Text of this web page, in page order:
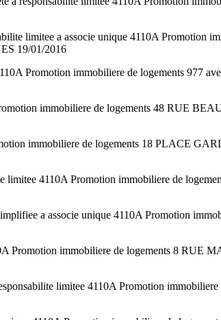
limitee a associe unique 4110A Promotion
19/01/2016
Promotion immobiliere de logements 977
immobiliere de logements 48 RUE
immobiliere de logements 18 PLACE
4110A Promotion immobiliere de
a associe unique 4110A Promotion
Promotion immobiliere de logements 8 RUE
limitee 4110A Promotion